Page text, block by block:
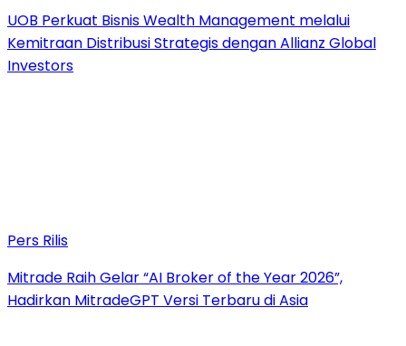
UOB Perkuat Bisnis Wealth Management melalui
Kemitraan Distribusi Strategis dengan Allianz Global
Investors
Pers Rilis
Mitrade Raih Gelar “AI Broker of the Year 2026”,
Hadirkan MitradeGPT Versi Terbaru di Asia